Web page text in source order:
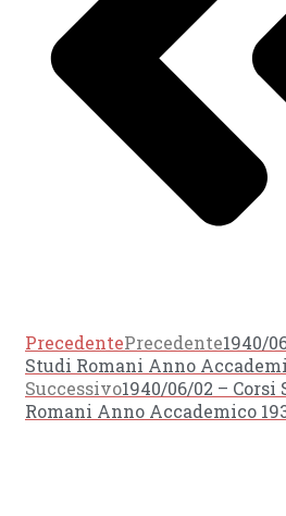
PrecedentePrecedente1940/
Studi Romani Anno
Successivo1940/06/02 –
Romani Anno Accademico